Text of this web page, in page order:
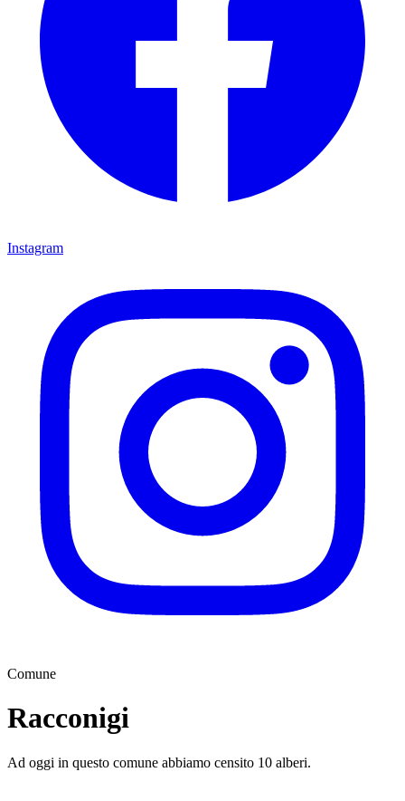
Instagram
Comune
Racconigi
Ad oggi in questo comune abbiamo censito 10 alberi.